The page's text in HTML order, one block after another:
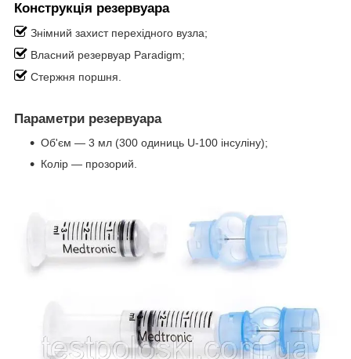
Конструкція резервуара
Знімний захист перехідного вузла;
Власний резервуар Paradigm;
Стержня поршня.
Параметри резервуара
Об'єм — 3 мл (300 одиниць U-100 інсуліну);
Колір — прозорий.